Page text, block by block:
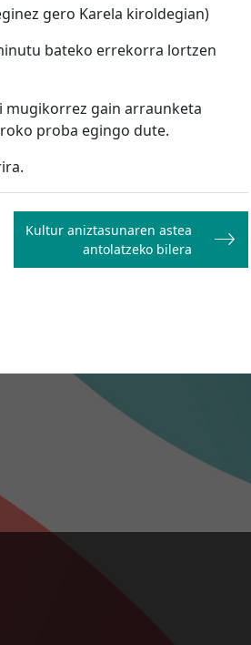
gero Karela kiroldegian)
bateko errekorra lortzen
mugikorrez gain arraunketa
proba egingo dute.
Kultur aniztasunaren astea
antolatzeko bilera